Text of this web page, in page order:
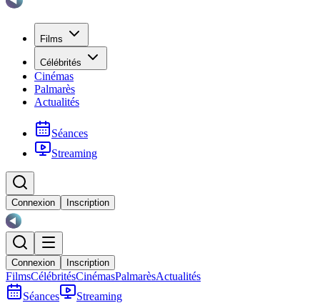
Films
Célébrités
Cinémas
Palmarès
Actualités
Séances
Streaming
Connexion Inscription
Connexion Inscription
FilmsCélébritésCinémasPalmarèsActualités
Séances
Streaming